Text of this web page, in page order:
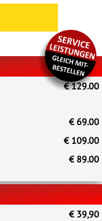
€ 129.00
€ 69.00
€ 109.00
€ 89.00
€ 39,90